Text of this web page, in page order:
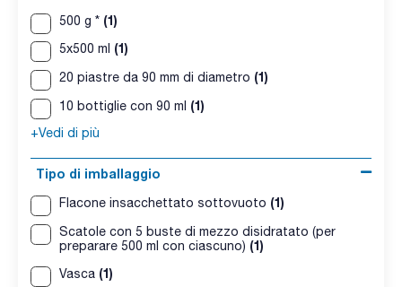
500 g * (1)
5x500 ml (1)
20 piastre da 90 mm di diametro (1)
10 bottiglie con 90 ml (1)
+Vedi di più
Tipo di imballaggio
Flacone insacchettato sottovuoto (1)
Scatole con 5 buste di mezzo disidratato (per
preparare 500 ml con ciascuno) (1)
Vasca (1)